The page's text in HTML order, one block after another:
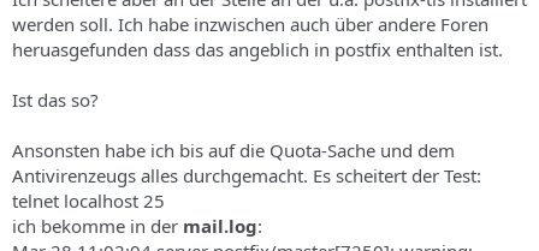
werden soll. Ich habe inzwischen auch über andere Foren
heruasgefunden dass das angeblich in postfix enthalten ist.
Ist das so?
Ansonsten habe ich bis auf die Quota-Sache und dem
Antivirenzeugs alles durchgemacht. Es scheitert der Test:
telnet localhost 25
ich bekomme in der mail.log: